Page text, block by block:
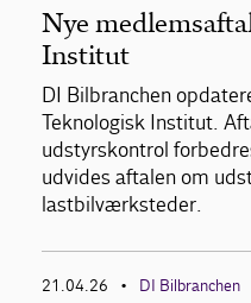
Nye
Institut
DI Bilbranchen
Teknologisk Institut.
udstyrskontrol
udvides aftalen om
lastbilværksteder.
21.04.26 • DI Bilbranchen